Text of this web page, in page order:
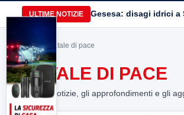
ULTIME NOTIZIE Gesesa: disagi idrici a
Home> natale di pace
NATALE DI PACE
Tutte le notizie, gli approfondimenti e gli